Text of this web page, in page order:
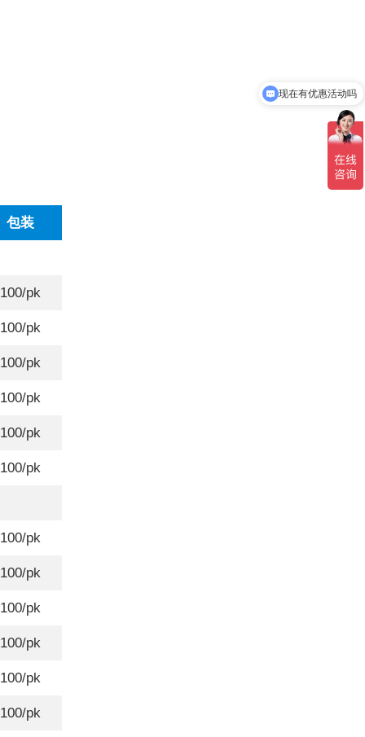
包装
100/pk
100/pk
100/pk
100/pk
100/pk
100/pk
100/pk
100/pk
100/pk
100/pk
100/pk
100/pk
可以介绍下你们的产品么